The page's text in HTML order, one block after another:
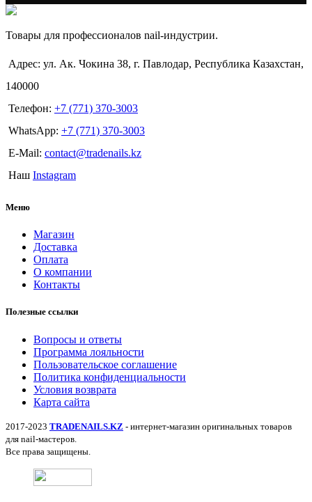
Товары для профессионалов nail-индустрии.
Адрес: ул. Ак. Чокина 38, г. Павлодар, Республика Казахстан,
140000
Телефон: +7 (771) 370-3003
WhatsApp: +7 (771) 370-3003
E-Mail: contact@tradenails.kz
Наш Instagram
Меню
Магазин
Доставка
Оплата
О компании
Контакты
Полезные ссылки
Вопросы и ответы
Программа лояльности
Пользовательское соглашение
Политика конфиденциальности
Условия возврата
Карта сайта
2017-2023 TRADENAILS.KZ - интернет-магазин оригинальных товаров
для nail-мастеров.
Все права защищены.